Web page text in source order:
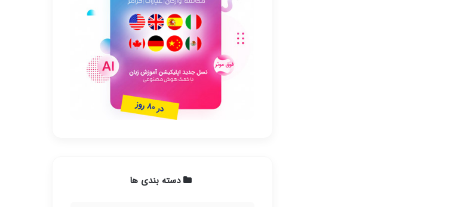
دسته بندی ها